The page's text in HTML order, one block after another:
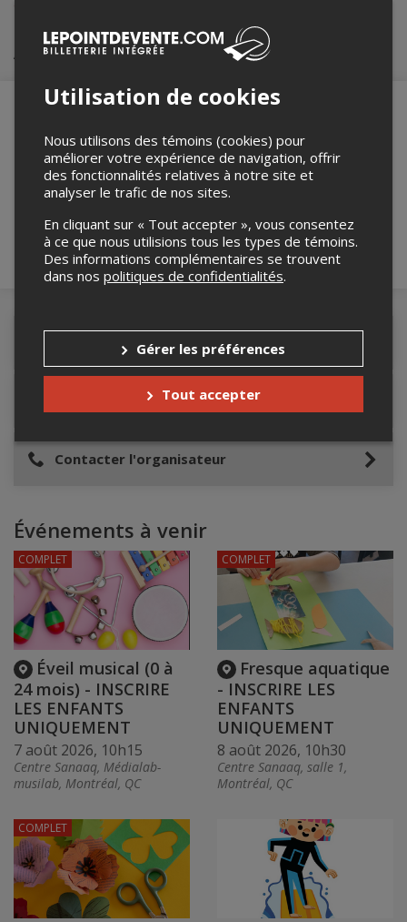
Achat de billets
Merci de confirmer que vous n'êtes pas un
robot ci-bas.
Détails de l'événement
Lieu de l'événement
Contacter l'organisateur
Événements à venir
Éveil musical (0 à
24 mois) - INSCRIRE
LES ENFANTS
UNIQUEMENT
7 août 2026, 10h15
Centre Sanaaq, Médialab-
musilab, Montréal, QC
COMPLET
Fresque aquatique
- INSCRIRE LES
ENFANTS
UNIQUEMENT
8 août 2026, 10h30
Centre Sanaaq, salle 1,
Montréal, QC
COMPLET
COMPLET
Utilisation de cookies
Nous utilisons des témoins (cookies) pour
améliorer votre expérience de navigation, offrir
des fonctionnalités relatives à notre site et
analyser le trafic de nos sites.
En cliquant sur « Tout accepter », vous consentez
à ce que nous utilisions tous les types de témoins.
Des informations complémentaires se trouvent
dans nos politiques de confidentialités.
Gérer les préférences
Tout accepter